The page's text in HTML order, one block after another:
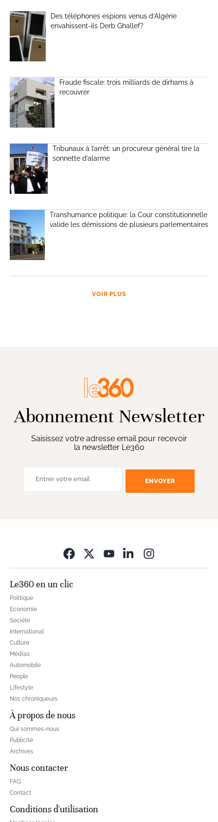
Des téléphones espions venus d’Algérie
envahissent-ils Derb Ghallef?
Fraude fiscale: trois milliards de dirhams à
recouvrer
Tribunaux à l’arrêt: un procureur général tire la
sonnette d’alarme
Transhumance politique: la Cour constitutionnelle
valide les démissions de plusieurs parlementaires
VOIR PLUS
Abonnement Newsletter
Saisissez votre adresse email pour recevoir
la newsletter Le360
ENVOYER
Le360 en un clic
Politique
Economie
Société
International
Culture
Médias
Automobile
People
Lifestyle
Nos chroniqueurs
À propos de nous
Qui sommes-nous
Publicité
Archives
Nous contacter
FAQ
Contact
Conditions d'utilisation